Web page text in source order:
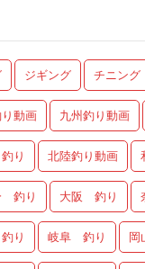
ジギング チニング
動画 九州釣り動画
り 北陸釣り動画
釣り 大阪 釣り
り 岐阜 釣り 岡